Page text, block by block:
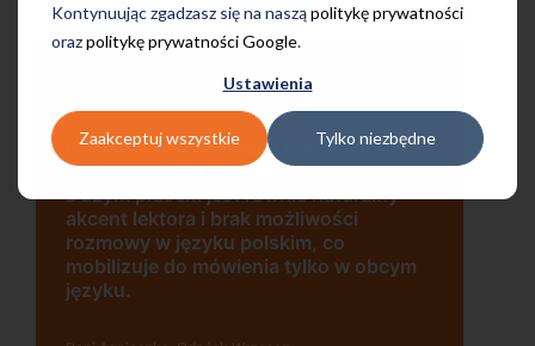
Kontynuując zgadzasz się na nasząpolitykę prywatności
orazpolitykę prywatności Google.
Ustawienia
Zaakceptuj wszystkie Tylko niezbędne
Uczę się w tej szkole od 4 lat i jestem
bardzo zadowolona. Zajęcia z nativami,
w dogodnej lokalizacji, bo tuż przy
wyjściu z metra, mili pracownicy,
bardzo konkurencyjna cena kursu i
najlepsza Pani manager, która służy
pomocą w każdej chwili! Polecam!